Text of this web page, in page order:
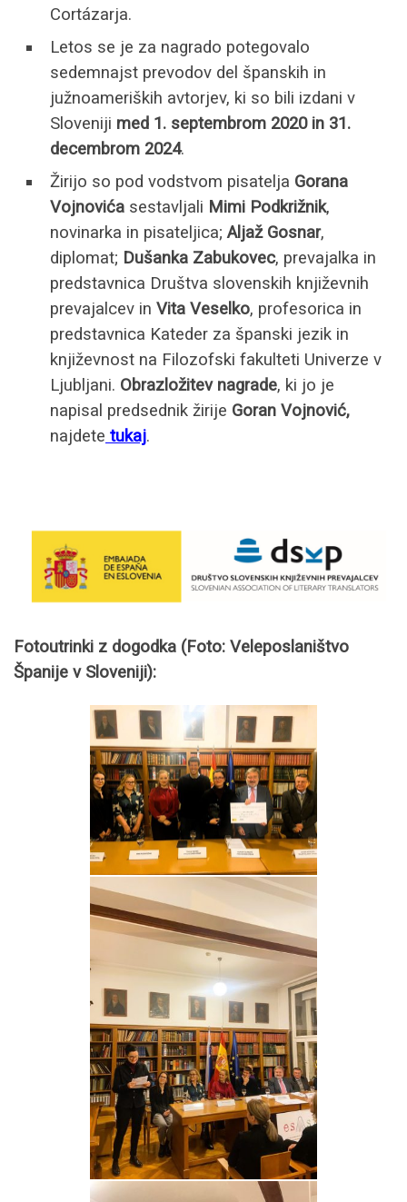
Cortázarja.
Letos se je za nagrado potegovalo
sedemnajst prevodov del španskih in
južnoameriških avtorjev, ki so bili izdani v
Sloveniji med 1. septembrom 2020 in 31.
decembrom 2024.
Žirijo so pod vodstvom pisatelja Gorana
Vojnovića sestavljali Mimi Podkrižnik,
novinarka in pisateljica;Aljaž Gosnar,
diplomat; Dušanka Zabukovec, prevajalka in
predstavnica Društva slovenskih književnih
prevajalcev in Vita Veselko, profesorica in
predstavnica Kateder za španski jezik in
književnost na Filozofski fakulteti Univerze v
Ljubljani. Obrazložitev nagrade, ki jo je
napisal predsednik žirije Goran Vojnović,
najdete tukaj.
Fotoutrinki z dogodka (Foto: Veleposlaništvo
Španije v Sloveniji):